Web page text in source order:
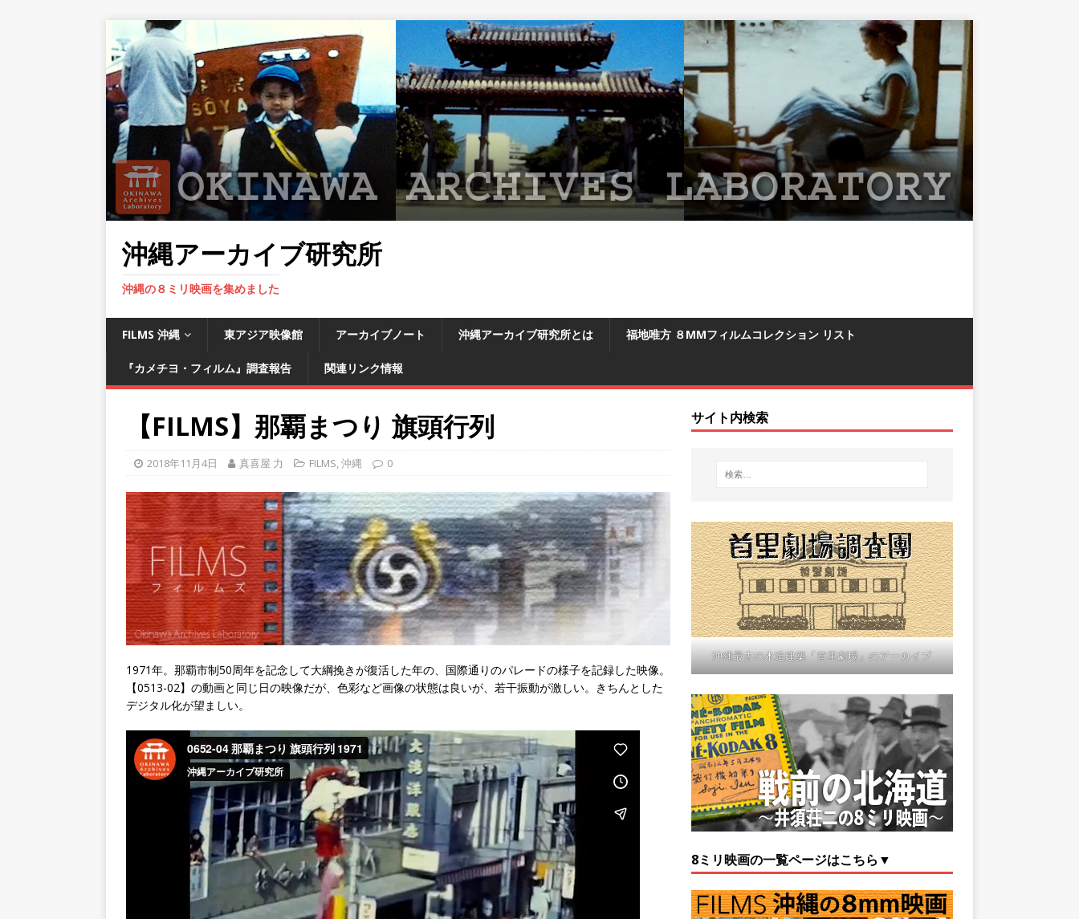
沖縄アーカイブ研究所
沖縄の８ミリ映画を集めました
FILMS 沖縄 東アジア映像館 アーカイブノート 沖縄アーカイブ研究所とは 福地唯方 ８MMフィルムコレクション リスト
『カメチヨ・フィルム』調査報告 関連リンク情報
【FILMS】那覇まつり 旗頭行列
2018年11月4日 真喜屋 力 FILMS,沖縄 0
1971年。那覇市制50周年を記念して大綱挽きが復活した年の、国際通りのパレードの様子を記録した映像。
【0513-02】の動画と同じ日の映像だが、色彩など画像の状態は良いが、若干振動が激しい。きちんとした
デジタル化が望ましい。
サイト内検索
沖縄最古の木造建築「首里劇場」のアーカイブ
8ミリ映画の一覧ページはこちら▼